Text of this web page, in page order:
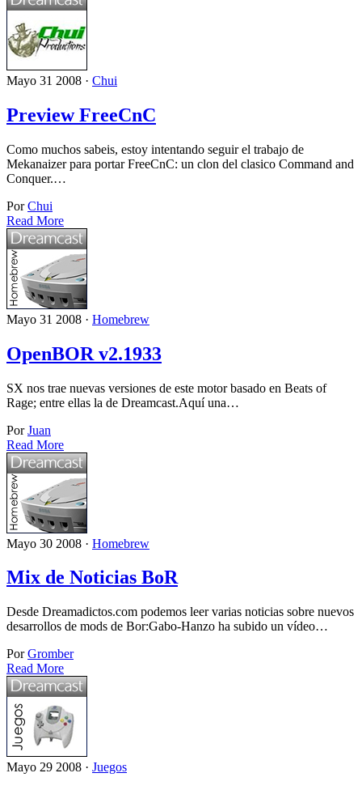
Mayo 31 2008 · Chui
Preview FreeCnC
Como muchos sabeis, estoy intentando seguir el trabajo de
Mekanaizer para portar FreeCnC: un clon del clasico Command and
Conquer.…
PorChui
Read More
Mayo 31 2008 · Homebrew
OpenBOR v2.1933
SX nos trae nuevas versiones de este motor basado en Beats of
Rage; entre ellas la de Dreamcast.Aquí una…
PorJuan
Read More
Mayo 30 2008 · Homebrew
Mix de Noticias BoR
Desde Dreamadictos.com podemos leer varias noticias sobre nuevos
desarrollos de mods de Bor:Gabo-Hanzo ha subido un vídeo…
PorGromber
Read More
Mayo 29 2008 · Juegos